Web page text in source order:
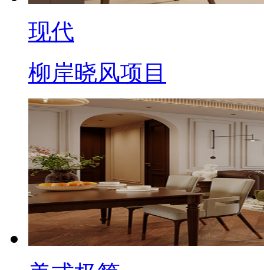
现代
柳岸晓风项目